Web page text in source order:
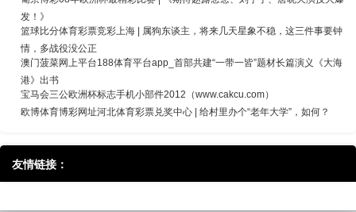
发！》
篮球比分体育彩票竞彩上海 | 属狗东谈主，将来几天星象不稳，这三件事要钟
情，多战役没公正
澳门菠菜网上平台188体育平台app_首部共建“一带一皆”题材长篇演义《大海
港》出书
宝马会三公欧洲杯标志手机小部件2012（www.cakcu.com）
欧博体育博彩网址河北体育彩票兑奖中心 | 给村里办个“老年大学”，如何？
友情链接：